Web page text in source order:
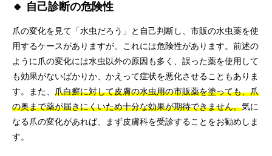
🔸 自己診断の危険性
爪の変化を見て「水虫だろう」と自己判断し、市販の水虫薬を使
用するケースがありますが、これには危険性があります。前述の
ように爪の変化には水虫以外の原因も多く、誤った薬を使用して
も効果がないばかりか、かえって症状を悪化させることもありま
す。また、 爪白癬に対して皮膚の水虫用の市販薬を塗っても、爪
の奥まで薬が届きにくいため十分な効果が期待できません。気に
なる爪の変化があれば、まず皮膚科を受診することをお勧めしま
す。